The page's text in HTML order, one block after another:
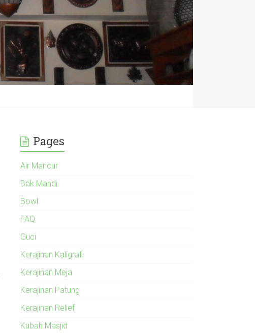
Pages
Air Mancur
Bak Mandi
Bowl
FAQ
Guci
Kerajinan Kaligrafi
Kerajinan Meja
Kerajinan Patung
Kerajinan Relief
Kubah Masjid